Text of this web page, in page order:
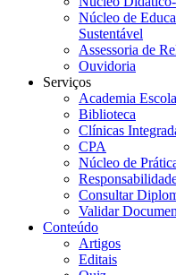
Núcleo de
Sustentável
Assessoria de
Ouvidoria
Serviços
Academia Escola
Biblioteca
Clínicas
CPA
Núcleo de
Consultar
Validar
Conteúdo
Artigos
Editais